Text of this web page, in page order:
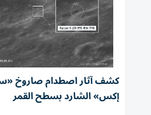
كشف آثار اصطدام صاروخ
إكس» الشارد بسطح القمر